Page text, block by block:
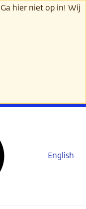
hier niet op in! Wij
English